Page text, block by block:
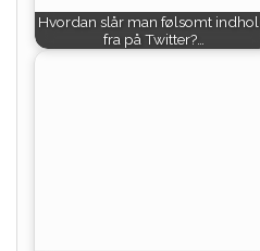
Hvordan slår man følsomt
fra på Twitter?…